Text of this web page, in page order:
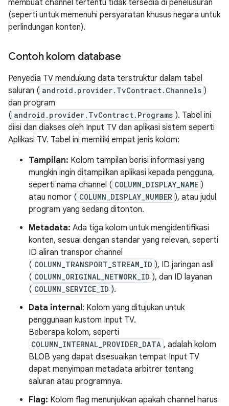
membuat channel tertentu tidak tersedia di penelusuran
(seperti untuk memenuhi persyaratan khusus negara untuk
perlindungan konten).
Contoh kolom database
Penyedia TV mendukung data terstruktur dalam tabel
saluran ( android.provider.TvContract.Channels )
dan program
( android.provider.TvContract.Programs ). Tabel ini
diisi dan diakses oleh Input TV dan aplikasi sistem seperti
Aplikasi TV. Tabel ini memiliki empat jenis kolom:
Tampilan: Kolom tampilan berisi informasi yang
mungkin ingin ditampilkan aplikasi kepada pengguna,
seperti nama channel ( COLUMN_DISPLAY_NAME )
atau nomor ( COLUMN_DISPLAY_NUMBER ), atau judul
program yang sedang ditonton.
Metadata: Ada tiga kolom untuk mengidentifikasi
konten, sesuai dengan standar yang relevan, seperti
ID aliran transpor channel
( COLUMN_TRANSPORT_STREAM_ID ), ID jaringan asli
( COLUMN_ORIGINAL_NETWORK_ID ), dan ID layanan
( COLUMN_SERVICE_ID ).
Data internal: Kolom yang ditujukan untuk
penggunaan kustom Input TV.
Beberapa kolom, seperti
COLUMN_INTERNAL_PROVIDER_DATA , adalah kolom
BLOB yang dapat disesuaikan tempat Input TV
dapat menyimpan metadata arbitrer tentang
saluran atau programnya.
Flag: Kolom flag menunjukkan apakah channel harus